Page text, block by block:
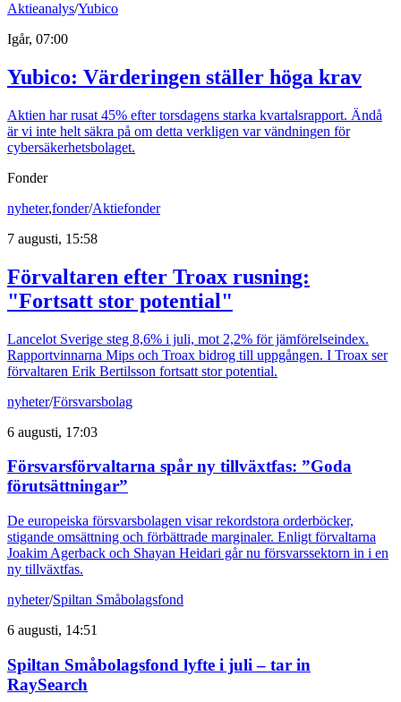
Aktieanalys/Yubico
Igår, 07:00
Yubico: Värderingen ställer höga krav
Aktien har rusat 45% efter torsdagens starka kvartalsrapport. Ändå
är vi inte helt säkra på om detta verkligen var vändningen för
cybersäkerhetsbolaget.
Fonder
nyheter,fonder/Aktiefonder
7 augusti, 15:58
Förvaltaren efter Troax rusning:
"Fortsatt stor potential"
Lancelot Sverige steg 8,6% i juli, mot 2,2% för jämförelseindex.
Rapportvinnarna Mips och Troax bidrog till uppgången. I Troax ser
förvaltaren Erik Bertilsson fortsatt stor potential.
nyheter/Försvarsbolag
6 augusti, 17:03
Försvarsförvaltarna spår ny tillväxtfas: ”Goda
förutsättningar”
De europeiska försvarsbolagen visar rekordstora orderböcker,
stigande omsättning och förbättrade marginaler. Enligt förvaltarna
Joakim Agerback och Shayan Heidari går nu försvarssektorn in i en
ny tillväxtfas.
nyheter/Spiltan Småbolagsfond
6 augusti, 14:51
Spiltan Småbolagsfond lyfte i juli – tar in
RaySearch